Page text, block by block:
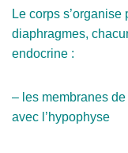
Le corps s’organise
diaphragmes,
endocrine :
– les membranes
avec l’hypophyse